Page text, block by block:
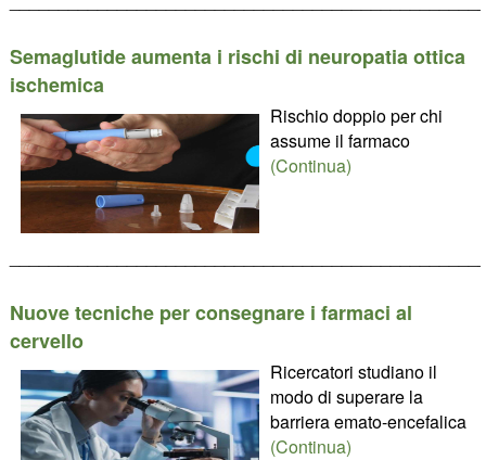
Semaglutide aumenta i rischi di neuropatia ottica
ischemica
Rischio doppio per chi
assume il farmaco
(Continua)
Nuove tecniche per consegnare i farmaci al
cervello
Ricercatori studiano il
modo di superare la
barriera emato-encefalica
(Continua)